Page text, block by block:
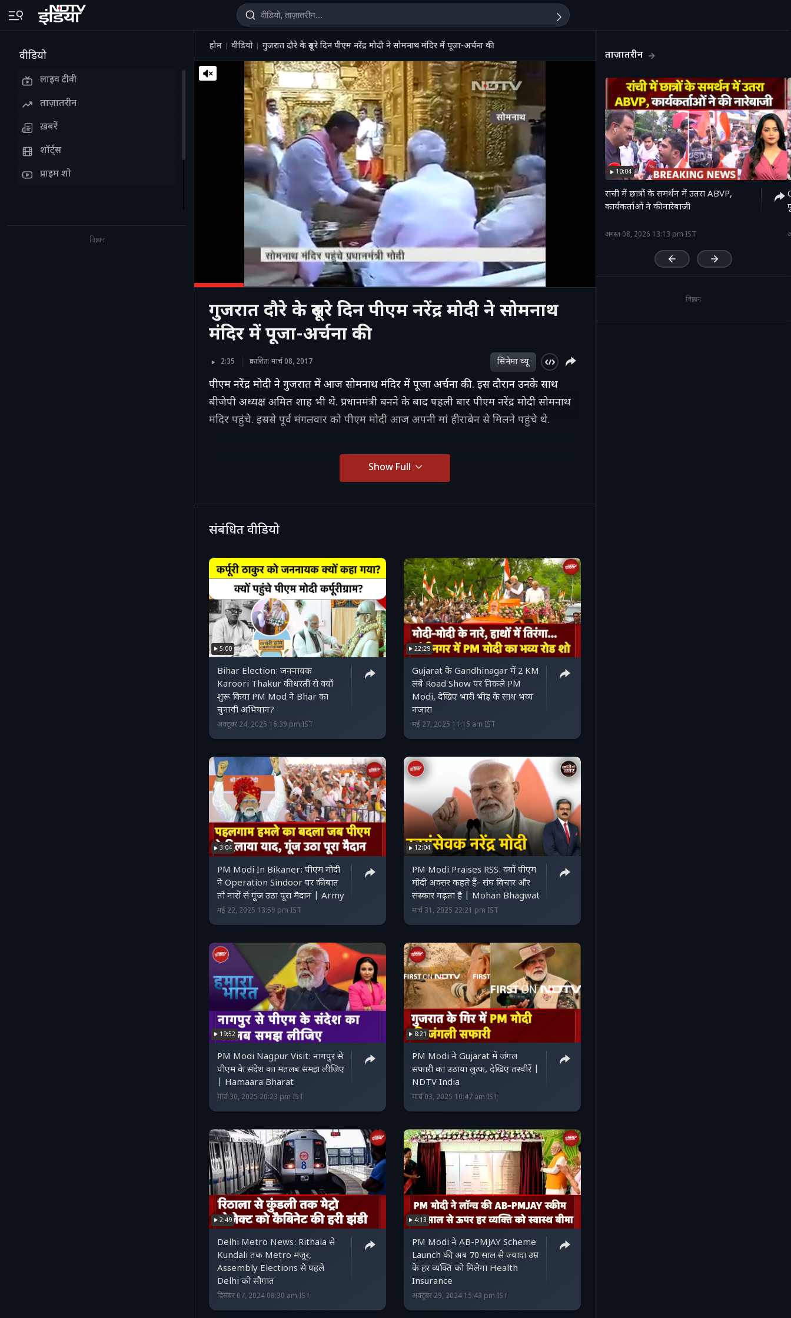
वीडियो
लाइव टीवी
ताज़ातरीन
ख़बरें
शॉर्ट्स
प्राइम शो
विज्ञापन
होम वीडियो गुजरात दौरे के दूसरे दिन पीएम नरेंद्र मोदी ने सोमनाथ मंदिर में पूजा-अर्चना की
गुजरात दौरे के दूसरे दिन पीएम नरेंद्र मोदी ने सोमनाथ
मंदिर में पूजा-अर्चना की
2:35 प्रकाशित: मार्च 08, 2017 सिनेमा व्‍यू
पीएम नरेंद्र मोदी ने गुजरात में आज सोमनाथ मंदिर में पूजा अर्चना की. इस दौरान उनके साथ
बीजेपी अध्यक्ष अमित शाह भी थे. प्रधानमंत्री बनने के बाद पहली बार पीएम नरेंद्र मोदी सोमनाथ
मंदिर पहुंचे. इससे पूर्व मंगलवार को पीएम मोदी आज अपनी मां हीराबेन से मिलने पहुंचे थे.
Show Full
संबंधित वीडियो
5:00
Bihar Election: जननायक
Karoori Thakur की धरती से क्यों
शुरू किया PM Mod ने Bhar का
चुनावी अभियान?
अक्टूबर 24, 2025 16:39 pm IST
22:29
Gujarat के Gandhinagar में 2 KM
लंबे Road Show पर निकले PM
Modi, देखिए भारी भीड़ के साथ भव्य
नजारा
मई 27, 2025 11:15 am IST
3:04
PM Modi In Bikaner: पीएम मोदी
ने Operation Sindoor पर की बात
तो नारों से गूंज उठा पूरा मैदान | Army
मई 22, 2025 13:59 pm IST
12:04
PM Modi Praises RSS: क्यों पीएम
मोदी अक्सर कहते हैं- संघ विचार और
संस्कार गढ़ता है | Mohan Bhagwat
मार्च 31, 2025 22:21 pm IST
19:52
PM Modi Nagpur Visit: नागपुर से
पीएम के संदेश का मतलब समझ लीजिए
| Hamaara Bharat
मार्च 30, 2025 20:23 pm IST
8:21
PM Modi ने Gujarat में जंगल
सफारी का उठाया लुत्‍फ, देखिए तस्‍वीरें |
NDTV India
मार्च 03, 2025 10:47 am IST
2:49
Delhi Metro News: Rithala से
Kundali तक Metro मंजूर,
Assembly Elections से पहले
Delhi को सौगात
दिसंबर 07, 2024 08:30 am IST
4:13
PM Modi ने AB-PMJAY Scheme
Launch की, अब 70 साल से ज्यादा उम्र
के हर व्यक्ति को मिलेगा Health
Insurance
अक्टूबर 29, 2024 15:43 pm IST
ताज़ातरीन
10:04
रांची में छात्रों के समर्थन में उतरा ABVP,
कार्यकर्ताओं ने की नारेबाजी
अगस्त 08, 2026 13:13 pm IST
विज्ञापन